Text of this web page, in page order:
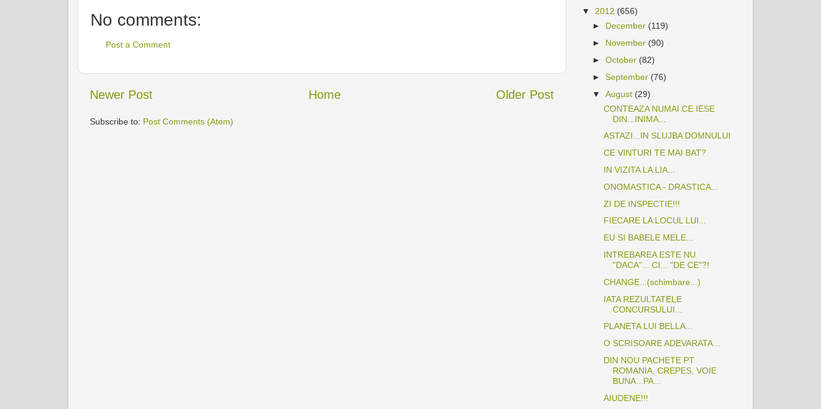
No comments:
Post a Comment
Newer Post Older Post
Home
Subscribe to: Post Comments (Atom)
▼ 2012 (656)
► December (119)
► November (90)
►October (82)
►September (76)
▼August (29)
CONTEAZA NUMAI CE IESE
DIN...INIMA...
ASTAZI...IN SLUJBA DOMNULUI
CE VINTURI TE MAI BAT?
IN VIZITA LA LIA...
ONOMASTICA - DRASTICA...
ZI DE INSPECTIE!!!
FIECARE LA LOCUL LUI...
EU SI BABELE MELE...
INTREBAREA ESTE NU
"DACA"... CI... "DE CE"?!
CHANGE...(schimbare...)
IATA REZULTATELE
CONCURSULUI...
PLANETA LUI BELLA...
O SCRISOARE ADEVARATA...
DIN NOU PACHETE PT
ROMANIA, CREPES, VOIE
BUNA...PA...
AIUDENE!!!